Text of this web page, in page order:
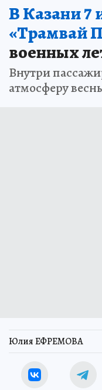
В Казани 7
«Трамвай
военных
Внутри
атмосферу
Юлия ЕФРЕМОВА